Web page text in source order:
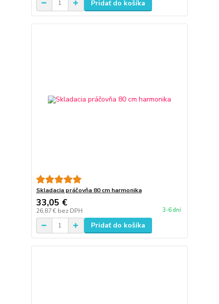
Pridať do košíka
Skladacia práčovňa 80 cm harmonika
33,05 €
26,87 € bez DPH 3-6 dní
Pridať do košíka